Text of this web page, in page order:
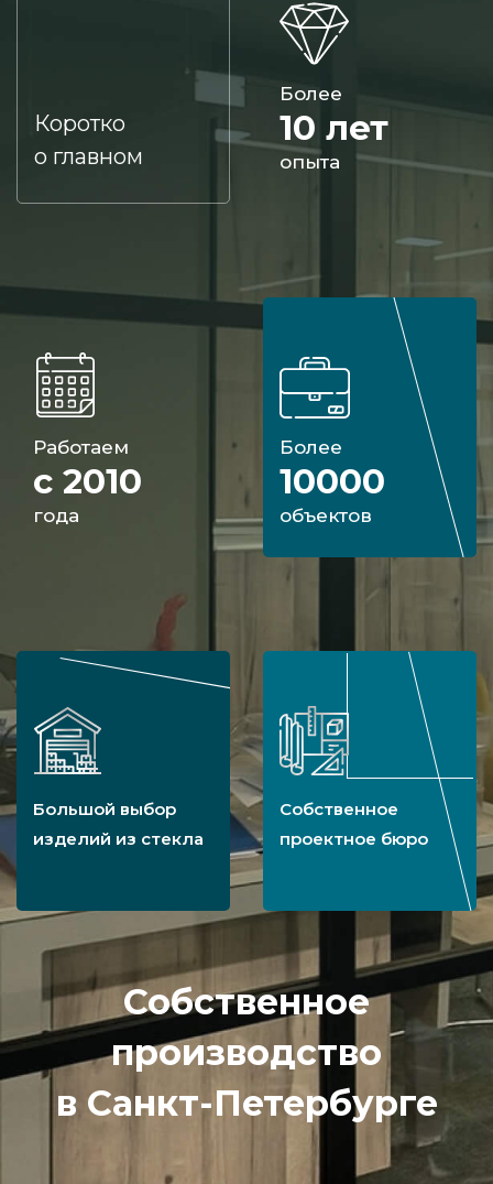
Коротко
о главном
Более
10 лет
опыта
Работаем
с 2010
года
Более
10000
объектов
Большой выбор
изделий из стекла
Собственное
проектное бюро
Собственное
производство
в Санкт-Петербурге